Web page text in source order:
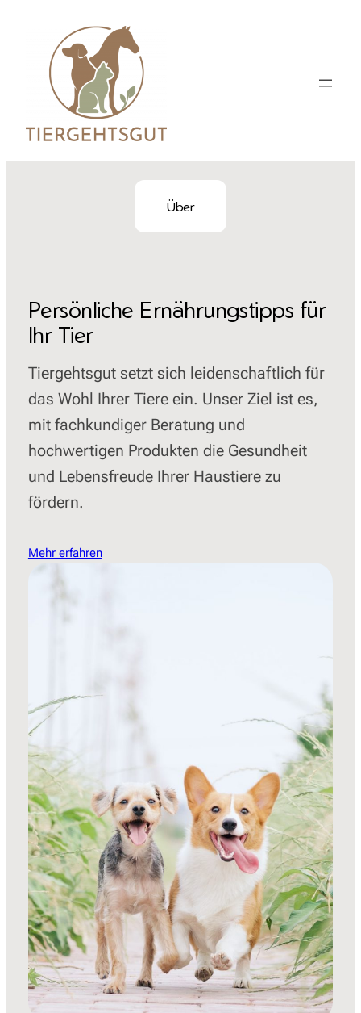
Über
Persönliche Ernährungstipps für
Ihr Tier
Tiergehtsgut setzt sich leidenschaftlich für
das Wohl Ihrer Tiere ein. Unser Ziel ist es,
mit fachkundiger Beratung und
hochwertigen Produkten die Gesundheit
und Lebensfreude Ihrer Haustiere zu
fördern.
Mehr erfahren